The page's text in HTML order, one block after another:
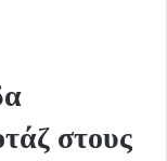
στους